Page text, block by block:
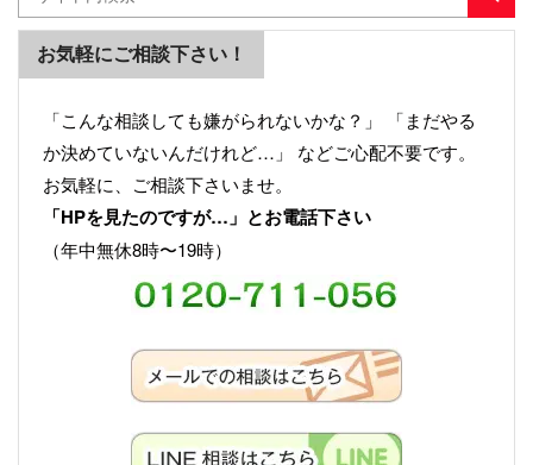
お気軽にご相談下さい！
「こんな相談しても嫌がられないかな？」 「まだやる
か決めていないんだけれど…」 などご心配不要です。
お気軽に、ご相談下さいませ。
「HPを見たのですが…」とお電話下さい
（年中無休8時〜19時）